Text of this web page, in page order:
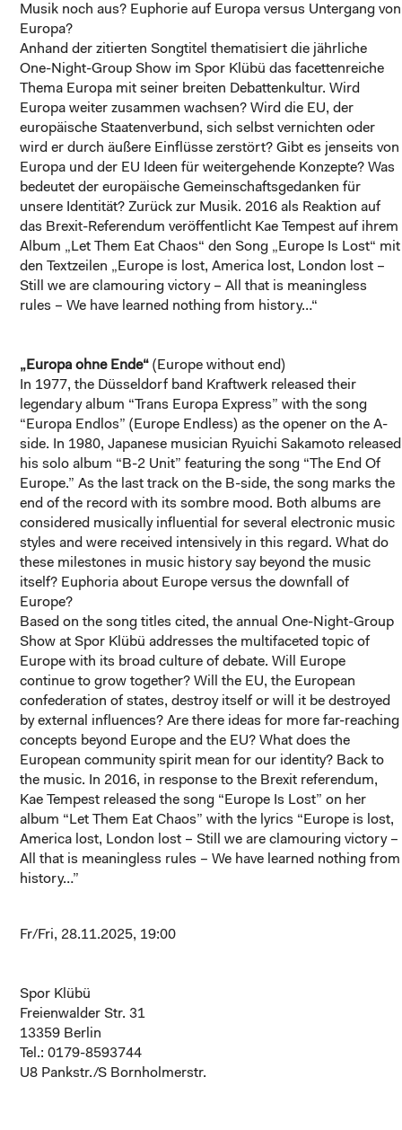
Musik noch aus? Euphorie auf Europa versus Untergang von
Europa?
Anhand der zitierten Songtitel thematisiert die jährliche
One-Night-Group Show im Spor Klübü das facettenreiche
Thema Europa mit seiner breiten Debattenkultur. Wird
Europa weiter zusammen wachsen? Wird die EU, der
europäische Staatenverbund, sich selbst vernichten oder
wird er durch äußere Einflüsse zerstört? Gibt es jenseits von
Europa und der EU Ideen für weitergehende Konzepte? Was
bedeutet der europäische Gemeinschaftsgedanken für
unsere Identität? Zurück zur Musik. 2016 als Reaktion auf
das Brexit-Referendum veröffentlicht Kae Tempest auf ihrem
Album „Let Them Eat Chaos“ den Song „Europe Is Lost“ mit
den Textzeilen „Europe is lost, America lost, London lost –
Still we are clamouring victory – All that is meaningless
rules – We have learned nothing from history…“
„Europa ohne Ende“ (Europe without end)
In 1977, the Düsseldorf band Kraftwerk released their
legendary album “Trans Europa Express” with the song
“Europa Endlos” (Europe Endless) as the opener on the A-
side. In 1980, Japanese musician Ryuichi Sakamoto released
his solo album “B-2 Unit” featuring the song “The End Of
Europe.” As the last track on the B-side, the song marks the
end of the record with its sombre mood. Both albums are
considered musically influential for several electronic music
styles and were received intensively in this regard. What do
these milestones in music history say beyond the music
itself? Euphoria about Europe versus the downfall of
Europe?
Based on the song titles cited, the annual One-Night-Group
Show at Spor Klübü addresses the multifaceted topic of
Europe with its broad culture of debate. Will Europe
continue to grow together? Will the EU, the European
confederation of states, destroy itself or will it be destroyed
by external influences? Are there ideas for more far-reaching
concepts beyond Europe and the EU? What does the
European community spirit mean for our identity? Back to
the music. In 2016, in response to the Brexit referendum,
Kae Tempest released the song “Europe Is Lost” on her
album “Let Them Eat Chaos” with the lyrics “Europe is lost,
America lost, London lost – Still we are clamouring victory –
All that is meaningless rules – We have learned nothing from
history…”
Fr/Fri, 28.11.2025, 19:00
Spor Klübü
Freienwalder Str. 31
13359 Berlin
Tel.: 0179-8593744
U8 Pankstr./S Bornholmerstr.